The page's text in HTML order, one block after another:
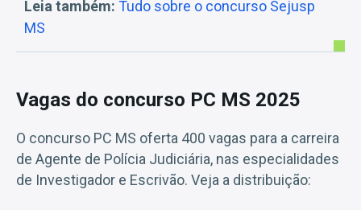
Leia também: Tudo sobre o concurso Sejusp
MS
Vagas do concurso PC MS 2025
O concurso PC MS oferta 400 vagas para a carreira
de Agente de Polícia Judiciária, nas especialidades
de Investigador e Escrivão. Veja a distribuição: